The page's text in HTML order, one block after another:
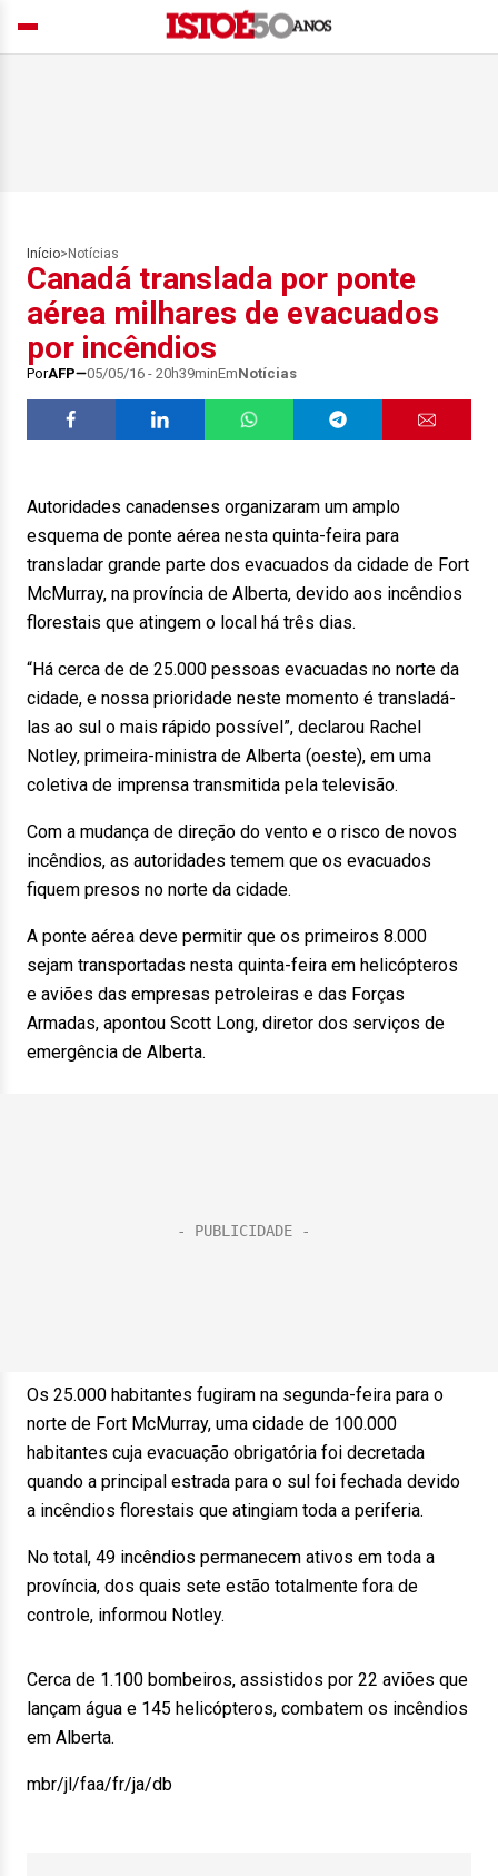
Início> Notícias
Canadá translada por ponte
aérea milhares de evacuados
por incêndios
PorAFP 05/05/16 - 20h39minEmNotícias
Autoridades canadenses organizaram um amplo
esquema de ponte aérea nesta quinta-feira para
transladar grande parte dos evacuados da cidade de Fort
McMurray, na província de Alberta, devido aos incêndios
florestais que atingem o local há três dias.
“Há cerca de de 25.000 pessoas evacuadas no norte da
cidade, e nossa prioridade neste momento é transladá-
las ao sul o mais rápido possível”, declarou Rachel
Notley, primeira-ministra de Alberta (oeste), em uma
coletiva de imprensa transmitida pela televisão.
Com a mudança de direção do vento e o risco de novos
incêndios, as autoridades temem que os evacuados
fiquem presos no norte da cidade.
A ponte aérea deve permitir que os primeiros 8.000
sejam transportadas nesta quinta-feira em helicópteros
e aviões das empresas petroleiras e das Forças
Armadas, apontou Scott Long, diretor dos serviços de
emergência de Alberta.
Os 25.000 habitantes fugiram na segunda-feira para o
norte de Fort McMurray, uma cidade de 100.000
habitantes cuja evacuação obrigatória foi decretada
quando a principal estrada para o sul foi fechada devido
a incêndios florestais que atingiam toda a periferia.
No total, 49 incêndios permanecem ativos em toda a
província, dos quais sete estão totalmente fora de
controle, informou Notley.
Cerca de 1.100 bombeiros, assistidos por 22 aviões que
lançam água e 145 helicópteros, combatem os incêndios
em Alberta.
mbr/jl/faa/fr/ja/db